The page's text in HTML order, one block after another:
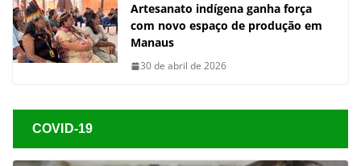
Artesanato indígena ganha força
com novo espaço de produção em
Manaus
30 de abril de 2026
COVID-19